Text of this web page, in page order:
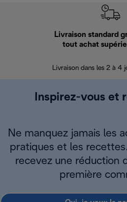
Livraison standard
tout achat
Livraison dans les 2 à 4
Inspirez-vous et
Ne manquez jamais les
pratiques et les
recevez une réduction
première